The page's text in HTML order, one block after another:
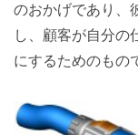
のおかげであり、
し、顧客が自分の
にするためのもの